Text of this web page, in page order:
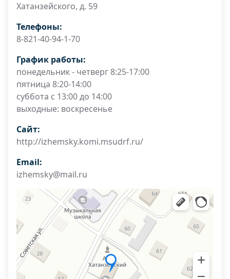
Хатанзейского, д. 59
Телефоны:
8-821-40-94-1-70
График работы:
понедельник - четверг 8:25-17:00
пятница 8:20-14:00
суббота с 13:00 до 14:00
выходные: воскресенье
Сайт:
http://izhemsky.komi.msudrf.ru/
Email:
izhemsky@mail.ru